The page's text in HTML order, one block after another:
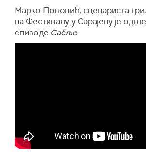
Марко Поповић, сценариста
на Фестивалу у Сарајеву је
епизоде Сабље.